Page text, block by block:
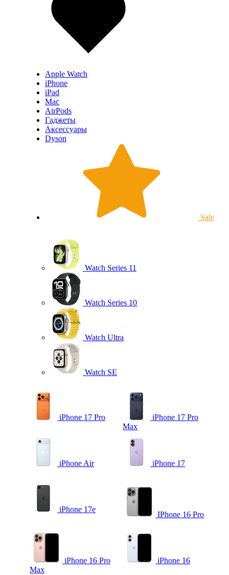
Apple Watch
iPhone
iPad
Mac
AirPods
Гаджеты
Аксессуары
Dyson
Sale
Watch Series 11
Watch Series 10
Watch Ultra
Watch SE
iPhone 17 Pro
iPhone 17 Pro
Max
iPhone Air iPhone 17
iPhone 17e
IPhone 16 Pro
iPhone 16 Pro
Max
iPhone 16